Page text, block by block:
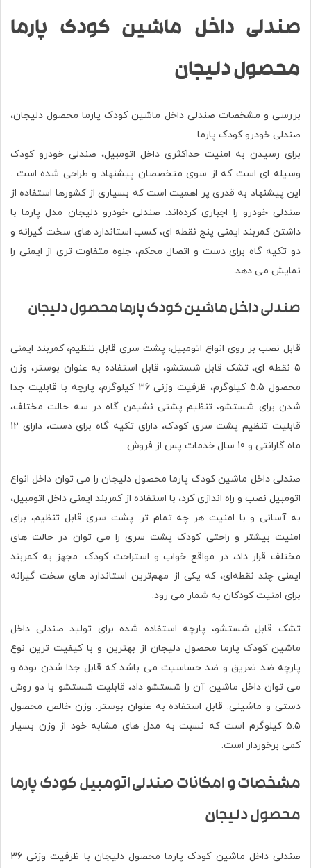
صندلی داخل ماشین کودک پارما
محصول دلیجان
بررسی و مشخصات صندلی داخل ماشین کودک پارما محصول دلیجان،
صندلی خودرو کودک پارما.
برای رسیدن به امنیت حدا‌کثری داخل اتومبیل، صندلی خودرو کودک
وسیله ای است که از سوی متخصصان پیشنهاد و طراحی شده است .
این پیشنهاد به قدری پر اهمیت است که بسیاری از کشورها استفاده از
صندلی خودرو را اجباری کرده‌اند. صندلی خودرو دلیجان مدل پارما با
داشتن کمربند ایمنی پنج نقطه ای، کسب استاندارد های سخت گیرانه و
دو تکیه گاه برای دست و اتصال محکم، جلوه متفاوت تری از ایمنی را
نمایش می دهد.
صندلی داخل ماشین کودک پارما محصول دلیجان
قابل نصب بر روی انواع اتومبیل، پشت سری قابل تنظیم، کمربند ایمنی
5 نقطه ای، تشک قابل شستشو، قابل استفاده به عنوان بوستر، وزن
محصول 5.5 کیلوگرم، ظرفیت وزنی 36 کیلوگرم، پارچه با قابلیت جدا
شدن برای شستشو، تنظیم پشتی نشیمن گاه در سه حالت مختلف،
قابلیت تنظیم پشت سری کودک، دارای تکیه‌ گاه برای دست، دارای 12
ماه گارانتی و 10 سال خدمات پس از فروش.
صندلی داخل ماشین کودک پارما محصول دلیجان را می توان داخل انواع
اتومبیل نصب و راه اندازی کرد، با استفاده از کمربند ایمنی داخل اتومبیل،
به آسانی و با امنیت هر چه تمام تر. پشت سری قابل تنظیم، برای
امنیت بیشتر و راحتی کودک پشت سری را می توان در حالت های
مختلف قرار داد، در مواقع خواب و استراحت‌ کودک. مجهز به کمربند
ایمنی چند نقطه‌ای، که یکی از مهم‌ترین استاندارد های سخت گیرانه
برای امنیت کودکان به شمار می رود.
تشک قابل شستشو، پارچه استفاده شده برای تولید صندلی داخل
ماشین کودک پارما محصول دلیجان از بهترین و با کیفیت ترین نوع
پارچه ضد تعریق و ضد حساسیت می باشد که قابل جدا شدن بوده و
می توان داخل ماشین آن را شستشو داد، قابلیت شستشو با دو روش
دستی و ماشینی. قابل استفاده به عنوان بوستر. وزن خالص محصول
5.5 کیلوگرم است که نسبت به مدل های مشابه خود از وزن بسیار
کمی برخوردار است.
مشخصات و امکانات صندلی اتومبیل کودک پارما
محصول دلیجان
صندلی داخل ماشین کودک پارما محصول دلیجان با ظرفیت وزنی 36